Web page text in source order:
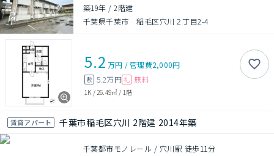
築19年 /2階建
千葉県千葉市 稲毛区穴川２丁目2-4
5.2 万円 /管理費2,000円
敷 5.2万円 礼 無料
1K / 26.49㎡ / 1階
賃貸アパート 千葉市稲毛区穴川 2階建 2014年築
千葉都市モノレール / 穴川駅 徒歩11分